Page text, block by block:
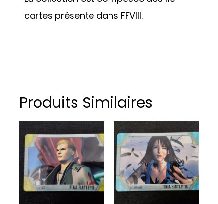
cartes présente dans FFVIII.
Produits Similaires